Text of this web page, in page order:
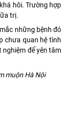
hôi. Trường hợp
trị.
những bệnh đó
chưa quan hệ tình
nghiệm để yên tâm
muộn Hà Nội